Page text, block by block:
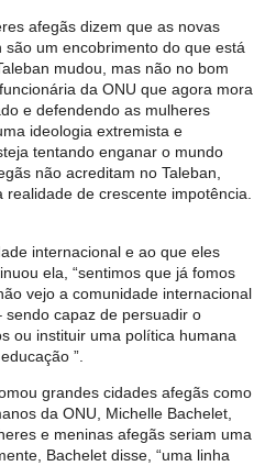
afegãs dizem que as novas
são um encobrimento do que está
mudou, mas não no bom
da ONU que agora mora
e defendendo as mulheres
ideologia extremista e
tentando enganar o mundo
não acreditam no Taleban,
de crescente impotência.
internacional e ao que eles
ela, “sentimos que já fomos
vejo a comunidade internacional
sendo capaz de persuadir o
ou instituir uma política humana
”.
grandes cidades afegãs como
da ONU, Michelle Bachelet,
e meninas afegãs seriam uma
Bachelet disse, “uma linha